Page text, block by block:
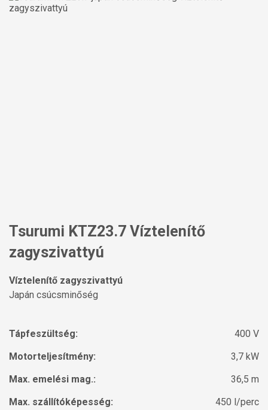
Tsurumi KTZ23.7 Víztelenítő
zagyszivattyú
Víztelenítő zagyszivattyú
Japán csúcsminőség
Tápfeszültség:
400 V
Motorteljesítmény:
3,7 kW
Max. emelési mag.:
36,5 m
Max. szállítóképesség:
450 l/perc